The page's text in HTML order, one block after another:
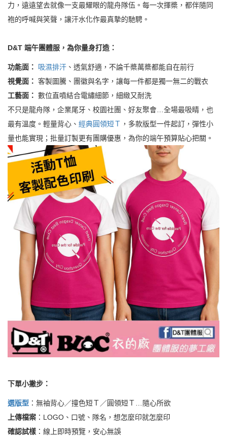
力，遠遠望去就像一支最耀眼的龍舟隊伍。每一次揮槳，都伴隨同
袍的呼喊與笑聲，讓汗水化作最真摯的馳騁。
D&T 端午團體服，為你量身打造：
功能面： 吸濕排汗 、透氣舒適，不論千槳萬槳都能自在前行
視覺面： 客製圖騰、團徽與名字，讓每一件都是獨一無二的戰衣
工藝面： 數位直噴結合電繡細節，細緻又耐洗
不只是龍舟隊，企業尾牙、校園社團、好友聚會…全場最吸睛，也
最有溫度。輕量背心、 經典圓領短Ｔ ，多款版型一件起訂，彈性小
量也能實現；批量訂製更有團購優惠，為你的端午預算貼心把關。
下單小撇步：
選版型 ：無袖背心／撞色短Ｔ／圓領短Ｔ…隨心所欲
上傳檔案 ：LOGO、口號、隊名，想怎麼印就怎麼印
確認試樣 ：線上即時預覽，安心無誤